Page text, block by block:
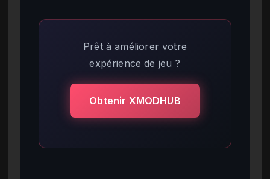
Prêt à améliorer votre
expérience de jeu ?
Obtenir XMODHUB